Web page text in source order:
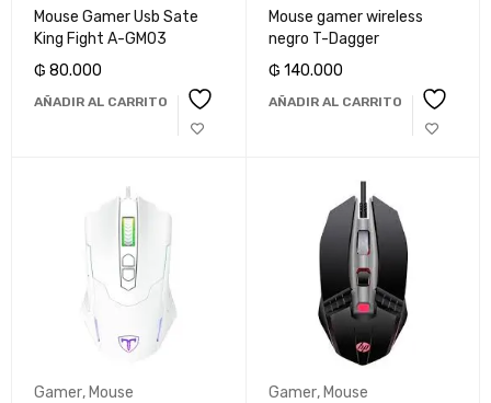
Mouse Gamer Usb Sate
King Fight A-GM03
₲ 80.000
AÑADIR AL CARRITO
Mouse gamer wireless
negro T-Dagger
₲ 140.000
AÑADIR AL CARRITO
Gamer, Mouse
Gamer, Mouse